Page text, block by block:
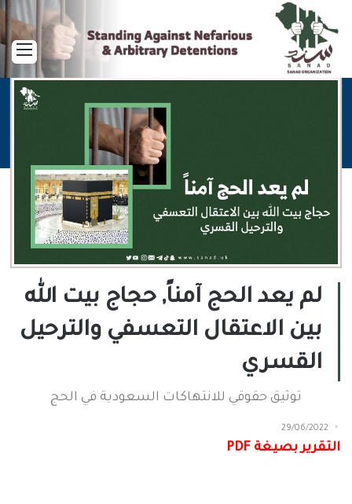
لم يعد الحج آمناً, حجاج بيت الله
بين الاعتقال التعسفي والترحيل
القسري
توثيق حقوقي للانتهاكات السعودية في الحج
29/06/2022
التقرير بصيغة PDF